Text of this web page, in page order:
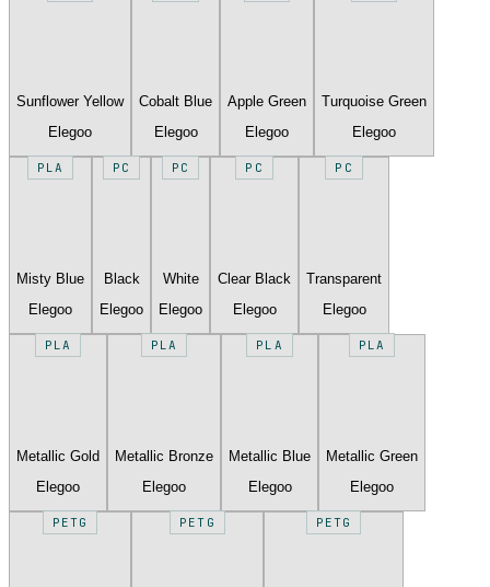
Sunflower Yellow
Elegoo
Cobalt Blue
Elegoo
Apple Green
Elegoo
Turquoise Green
Elegoo
PLA
Misty Blue
Elegoo
PC
Black
Elegoo
PC
White
Elegoo
PC
Clear Black
Elegoo
PC
Transparent
Elegoo
PLA
Metallic Gold
Elegoo
PLA
Metallic Bronze
Elegoo
PLA
Metallic Blue
Elegoo
PLA
Metallic Green
Elegoo
PETG PETG PETG